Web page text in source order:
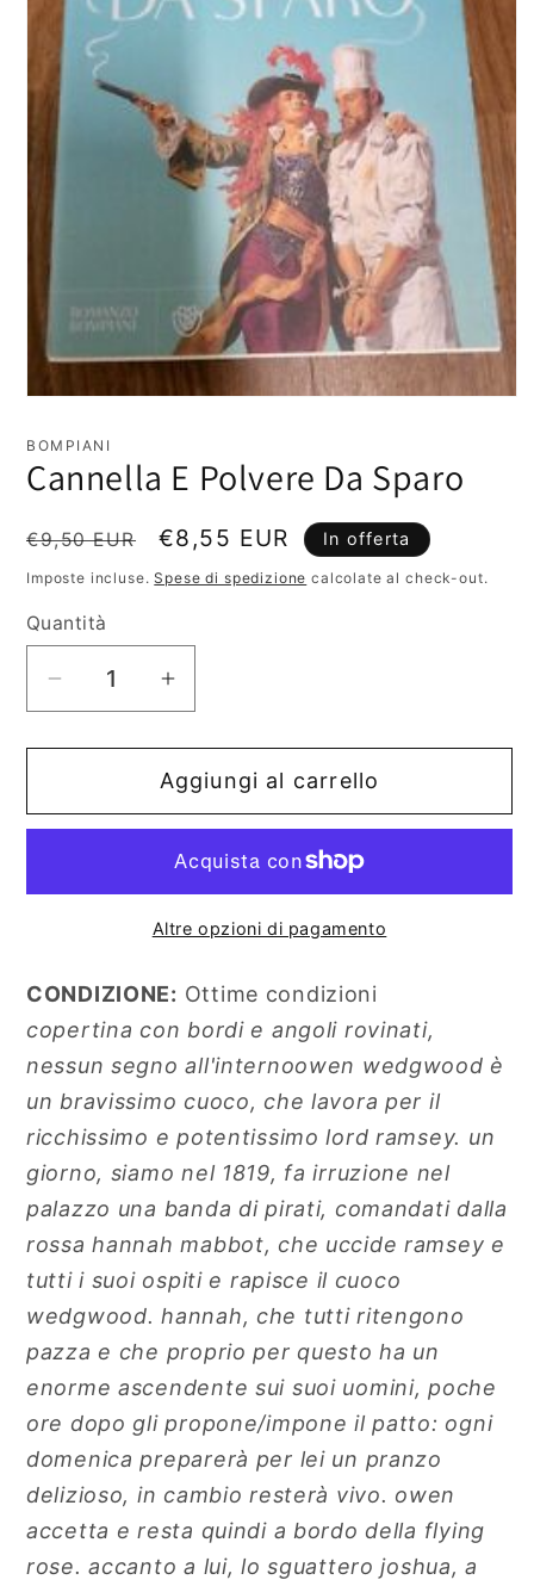
multimediali
in
finestra
BOMPIANI
Cannella E Polvere Da Sparo
Prezzo
di
€9,50 EUR
Prezzo
scontato
€8,55 EUR In offerta
Imposte incluse.Spese di spedizione calcolate al check-out.
Quantità
Diminuisci
per
E
Aumenta
per
Cannella
E
Polvere
Da
Aggiungi al carrello
Altre opzioni di pagamento
CONDIZIONE: Ottime condizioni
copertina con bordi e angoli rovinati,
nessun segno all'internoowen wedgwood è
un bravissimo cuoco, che lavora per il
ricchissimo e potentissimo lord ramsey. un
giorno, siamo nel 1819, fa irruzione nel
palazzo una banda di pirati, comandati dalla
rossa hannah mabbot, che uccide ramsey e
tutti i suoi ospiti e rapisce il cuoco
wedgwood. hannah, che tutti ritengono
pazza e che proprio per questo ha un
enorme ascendente sui suoi uomini, poche
ore dopo gli propone/impone il patto: ogni
domenica preparerà per lei un pranzo
delizioso, in cambio resterà vivo. owen
accetta e resta quindi a bordo della flying
rose. accanto a lui, lo sguattero joshua, a